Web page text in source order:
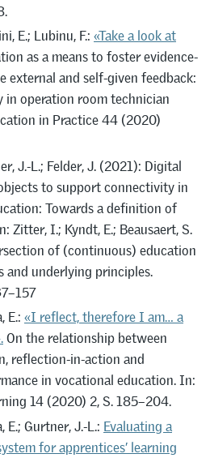
E.; Lubinu, F.: «Take a look at
as a means to foster evidence-
external and self-given feedback:
in operation room technician
in Practice 44 (2020)
J.-L.; Felder, J. (2021): Digital
to support connectivity in
Towards a definition of
Zitter, I.; Kyndt, E.; Beausaert, S.
of (continuous) education
and underlying principles.
E.: «I reflect, therefore I am… a
.On the relationship between
reflection-in-action and
in vocational education. In:
14 (2020) 2, S. 185–204.
E.; Gurtner, J.-L.: Evaluating a
for apprentices’ learning